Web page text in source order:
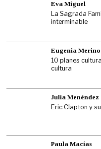
Eva Miguel
La Sagrada
interminable
Eugenia Merino
10 planes
cultura
Julia Menéndez
Eric Clapton y
Paula Macías